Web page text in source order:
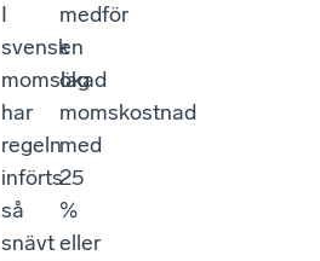
I
svensk
momslag
har
regeln
införts
så
snävt
medför
en
ökad
momskostnad
med
25
%
eller